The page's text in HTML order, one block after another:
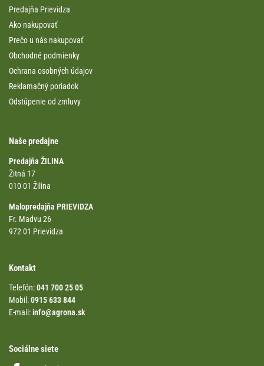
Predajňa Prievidza
Ako nakupovať
Prečo u nás nakupovať
Obchodné podmienky
Ochrana osobných údajov
Reklamačný poriadok
Odstúpenie od zmluvy
Naše predajne
Predajňa ŽILINA
Žitná 17
010 01 Žilina
Malopredajňa PRIEVIDZA
Fr. Madvu 26
972 01 Prievidza
Kontakt
Telefón:041 700 25 05
Mobil:0915 633 844
E-mail:info@agrona.sk
Sociálne siete